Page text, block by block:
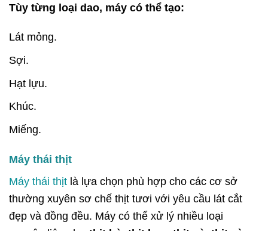
Tùy từng loại dao, máy có thể tạo:
Lát mỏng.
Sợi.
Hạt lựu.
Khúc.
Miếng.
Máy thái thịt
Máy thái thịt là lựa chọn phù hợp cho các cơ sở
thường xuyên sơ chế thịt tươi với yêu cầu lát cắt
đẹp và đồng đều. Máy có thể xử lý nhiều loại